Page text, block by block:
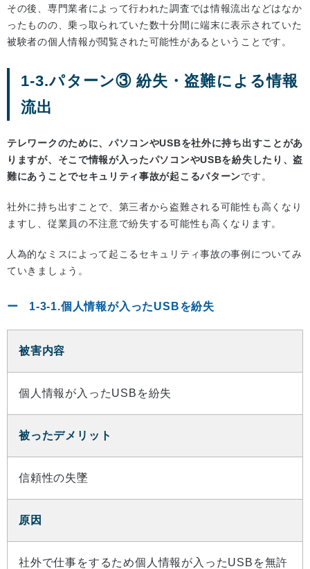
その後、専門業者によって行われた調査では情報流出などはなか
ったものの、乗っ取られていた数十分間に端末に表示されていた
被験者の個人情報が閲覧された可能性があるということです。
1-3.パターン③ 紛失・盗難による情報
流出
テレワークのために、パソコンやUSBを社外に持ち出すことがあ
りますが、そこで情報が入ったパソコンやUSBを紛失したり、盗
難にあうことでセキュリティ事故が起こるパターンです。
社外に持ち出すことで、第三者から盗難される可能性も高くなり
ますし、従業員の不注意で紛失する可能性も高くなります。
人為的なミスによって起こるセキュリティ事故の事例についてみ
ていきましょう。
1-3-1.個人情報が入ったUSBを紛失
被害内容
個人情報が入ったUSBを紛失
被ったデメリット
信頼性の失墜
原因
社外で仕事をするため個人情報が入ったUSBを無許